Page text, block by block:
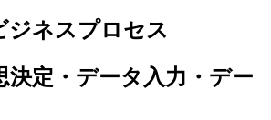
ジネスプロセス
決定・データ入力・デー